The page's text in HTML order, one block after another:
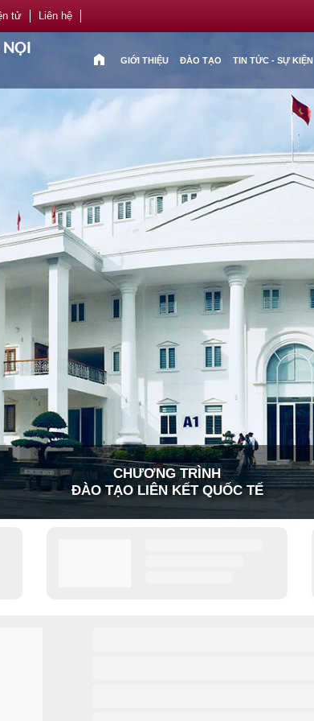
tử Liên hệ
home GIỚI THIỆU ĐÀO TẠO TIN TỨC - SỰ KIỆN
CHƯƠNG TRÌNH
ĐÀO TẠO LIÊN KẾT QUỐC TẾ